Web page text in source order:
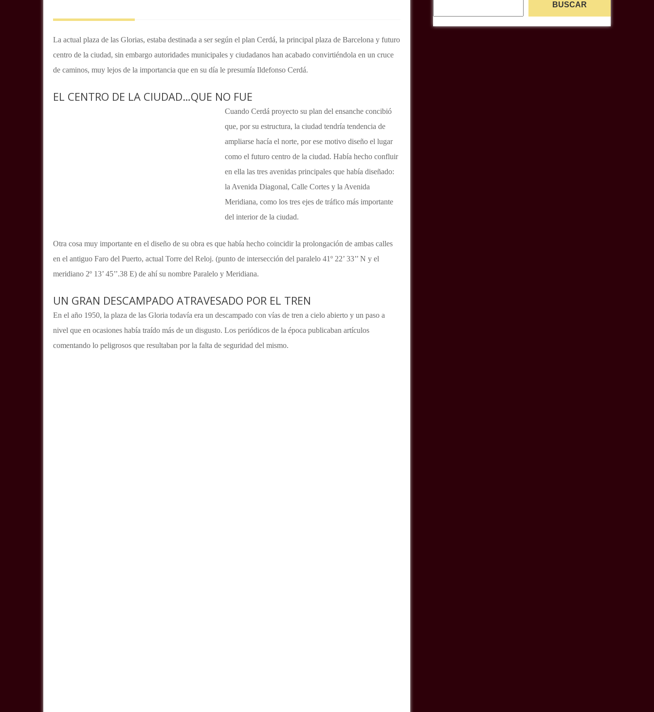
La actual plaza de las Glorias, estaba destinada a ser según el plan Cerdá, la principal plaza de Barcelona y futuro
centro de la ciudad, sin embargo autoridades municipales y ciudadanos han acabado convirtiéndola en un cruce
de caminos, muy lejos de la importancia que en su día le presumía Ildefonso Cerdá.
EL CENTRO DE LA CIUDAD…QUE NO FUE
Cuando Cerdá proyecto su plan del ensanche concibió
que, por su estructura, la ciudad tendría tendencia de
ampliarse hacía el norte, por ese motivo diseño el lugar
como el futuro centro de la ciudad. Había hecho confluir
en ella las tres avenidas principales que había diseñado:
la Avenida Diagonal, Calle Cortes y la Avenida
Meridiana, como los tres ejes de tráfico más importante
del interior de la ciudad.
Otra cosa muy importante en el diseño de su obra es que había hecho coincidir la prolongación de ambas calles
en el antiguo Faro del Puerto, actual Torre del Reloj. (punto de intersección del paralelo 41º 22’ 33’’ N y el
meridiano 2º 13’ 45’’.38 E) de ahí su nombre Paralelo y Meridiana.
UN GRAN DESCAMPADO ATRAVESADO POR EL TREN
En el año 1950, la plaza de las Gloria todavía era un descampado con vías de tren a cielo abierto y un paso a
nivel que en ocasiones había traído más de un disgusto. Los periódicos de la época publicaban artículos
comentando lo peligrosos que resultaban por la falta de seguridad del mismo.
BUSCAR